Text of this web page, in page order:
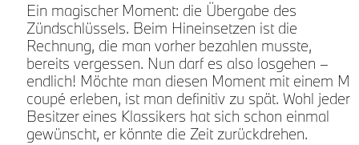
Ein magischer Moment: die Übergabe des
Zündschlüssels. Beim Hineinsetzen ist die
Rechnung, die man vorher bezahlen musste,
bereits vergessen. Nun darf es also losgehen –
endlich! Möchte man diesen Moment mit einem M
coupé erleben, ist man definitiv zu spät. Wohl jeder
Besitzer eines Klassikers hat sich schon einmal
gewünscht, er könnte die Zeit zurückdrehen.